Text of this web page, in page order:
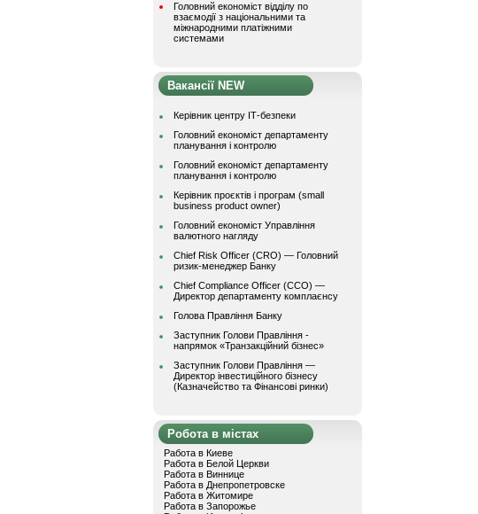
Головний економіст відділу по
взаємодії з національними та
міжнародними платіжними
системами
Вакансії NEW
Керівник центру ІТ-безпеки
Головний економіст департаменту
планування і контролю
Головний економіст департаменту
планування і контролю
Керівник проєктів і програм (small
business product owner)
Головний економіст Управління
валютного нагляду
Chief Risk Officer (CRO) — Головний
ризик-менеджер Банку
Chief Compliance Officer (CCO) —
Директор департаменту комплаєнсу
Голова Правління Банку
Заступник Голови Правління -
напрямок «Транзакційний бізнес»
Заступник Голови Правління —
Директор інвестиційного бізнесу
(Казначейство та Фінансові ринки)
Робота в містах
Работа в Киеве
Работа в Белой Церкви
Работа в Виннице
Работа в Днепропетровске
Работа в Житомире
Работа в Запорожье